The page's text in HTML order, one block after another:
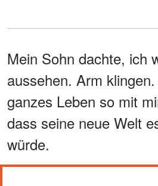
Mein Sohn dachte, ich
aussehen. Arm
ganzes Leben so mit
dass seine neue Welt
würde.